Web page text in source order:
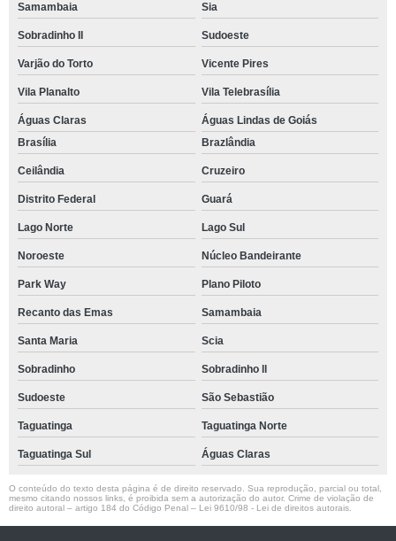
Samambaia Sia
Sobradinho II Sudoeste
Varjão do Torto Vicente Pires
Vila Planalto Vila Telebrasília
Águas Claras
Águas Lindas de Goiás
Brasília
Brazlândia
Ceilândia Cruzeiro
Distrito Federal Guará
Lago Norte Lago Sul
Noroeste Núcleo Bandeirante
Park Way Plano Piloto
Recanto das Emas Samambaia
Santa Maria Scia
Sobradinho Sobradinho ll
Sudoeste São Sebastião
Taguatinga Taguatinga Norte
Taguatinga Sul Águas Claras
O conteúdo do texto desta página é de direito reservado. Sua reprodução, parcial ou total,
mesmo citando nossos links, é proibida sem a autorização do autor. Crime de violação de
direito autoral – artigo 184 do Código Penal – Lei 9610/98 - Lei de direitos autorais